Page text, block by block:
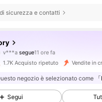
sicurezza e contatti
v***a
a***5 sta navigando
4.85
656 Follower
4.85 656 Follower
1.7K Acquisto ripetuto Vendite in
negozio è selezionato come
Segui